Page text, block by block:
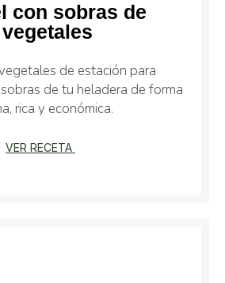
con sobras de
vegetales
de estación para
de tu heladera de forma
rica y económica.
VER RECETA